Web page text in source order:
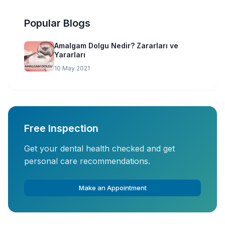
Popular Blogs
Amalgam Dolgu Nedir? Zararları ve
Yararları
10 May 2021
Free Inspection
Get your dental health checked and get
personal care recommendations.
Make an Appointment